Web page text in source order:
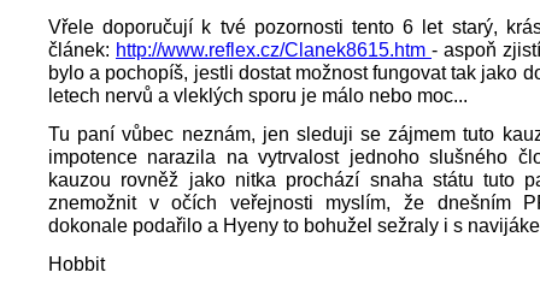
Vřele doporučují k tvé pozornosti tento 6 let starý,
článek: http://www.reflex.cz/Clanek8615.htm - aspoň
bylo a pochopíš, jestli dostat možnost fungovat tak jako
letech nervů a vleklých sporu je málo nebo moc...
Tu paní vůbec neznám, jen sleduji se zájmem tuto
impotence narazila na vytrvalost jednoho slušného
kauzou rovněž jako nitka prochází snaha státu tuto
znemožnit v očích veřejnosti myslím, že dnešním
dokonale podařilo a Hyeny to bohužel sežraly i s
Hobbit